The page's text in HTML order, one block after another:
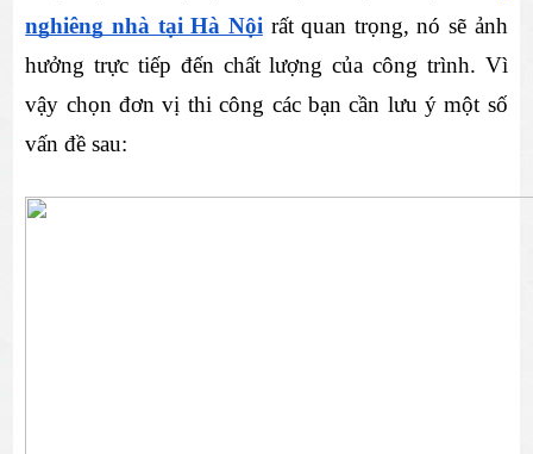
nghiêng nhà tại Hà Nội rất quan trọng, nó sẽ ảnh
hưởng trực tiếp đến chất lượng của công trình. Vì
vậy chọn đơn vị thi công các bạn cần lưu ý một số
vấn đề sau: